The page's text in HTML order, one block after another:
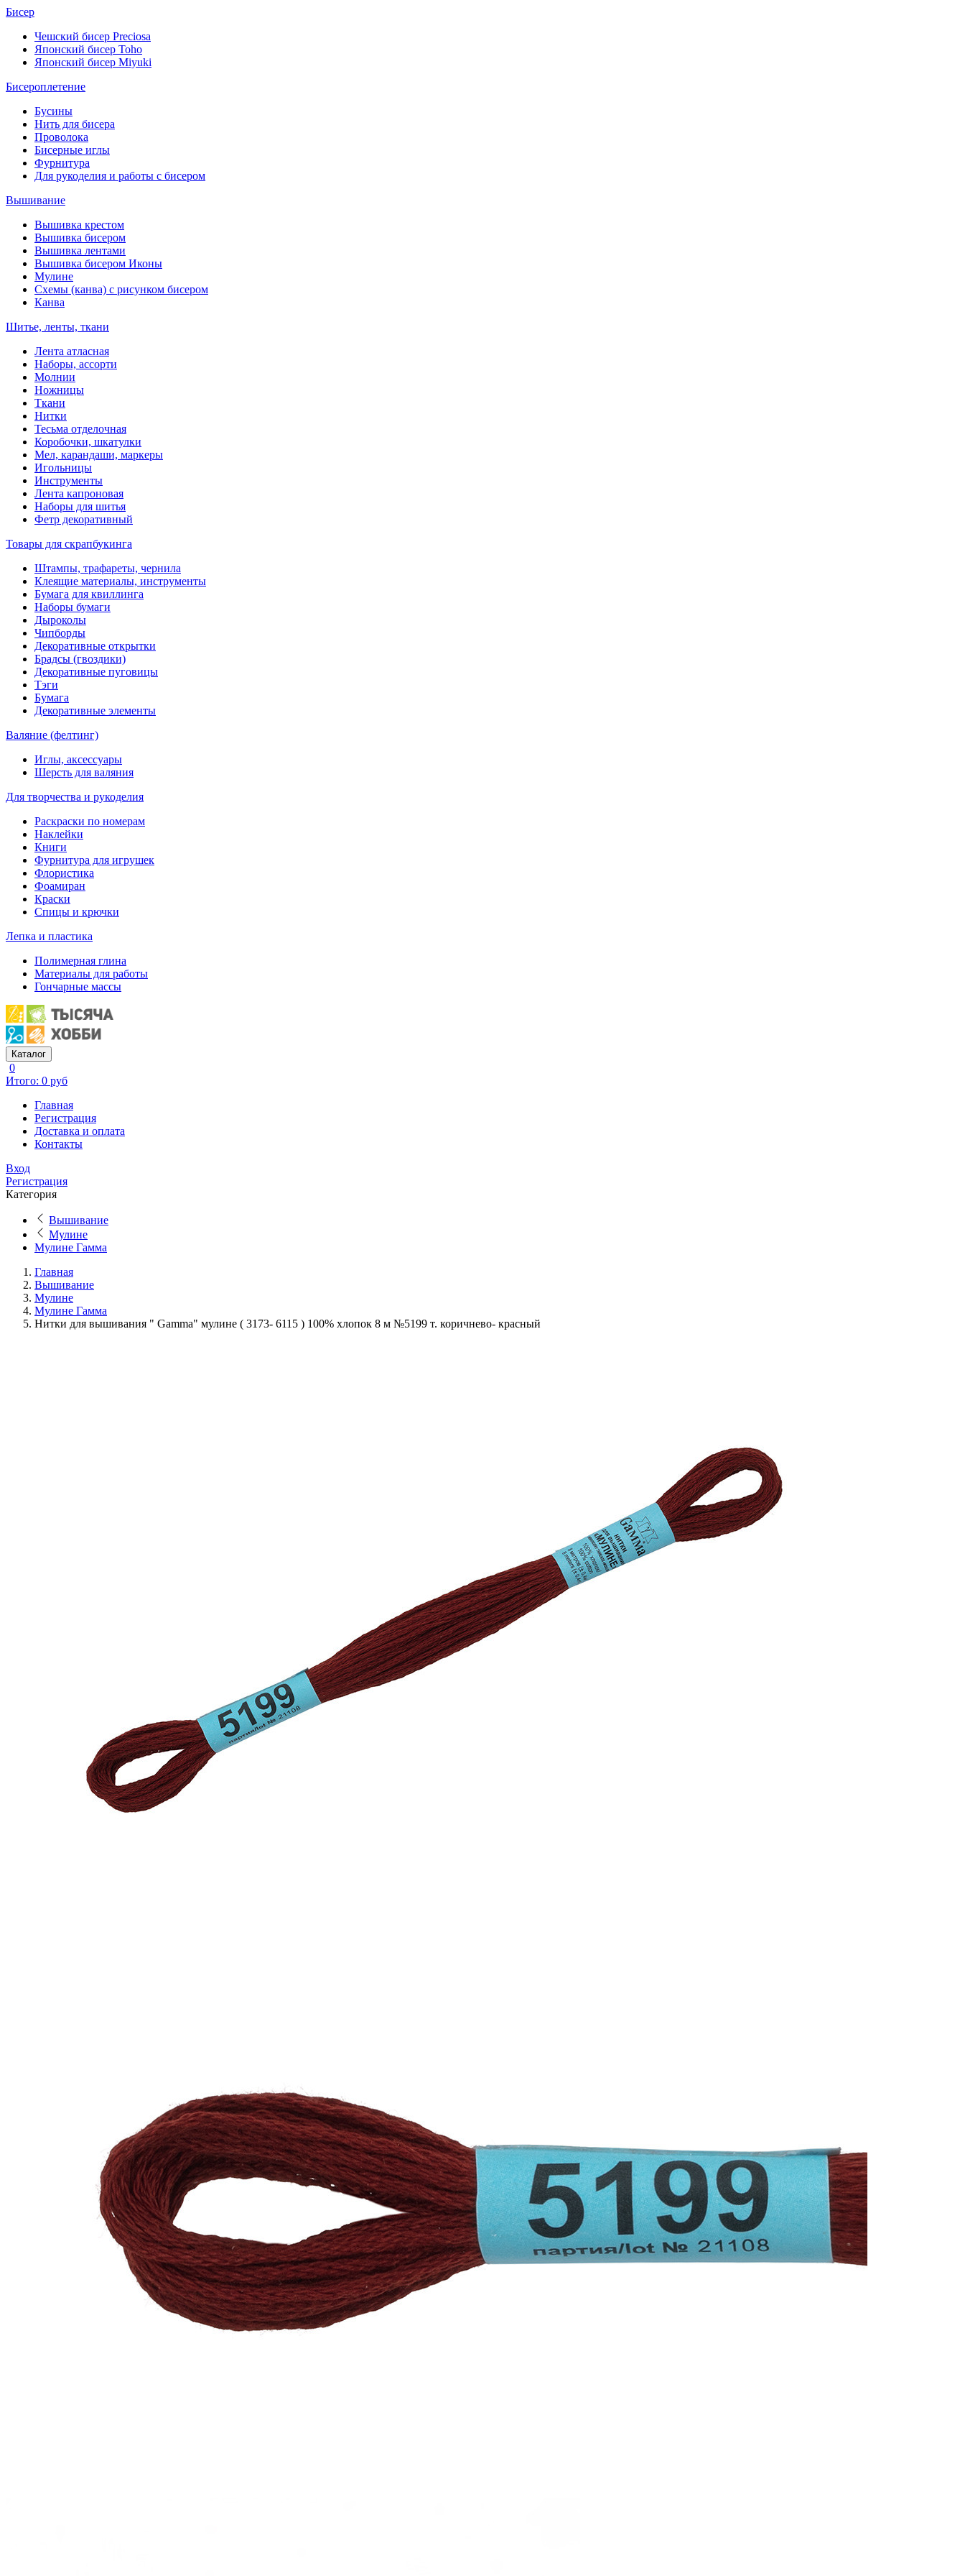
Бисер
Чешский бисер Preciosa
Японский бисер Toho
Японский бисер Miyuki
Бисероплетение
Бусины
Нить для бисера
Проволока
Бисерные иглы
Фурнитура
Для рукоделия и работы с бисером
Вышивание
Вышивка крестом
Вышивка бисером
Вышивка лентами
Вышивка бисером Иконы
Мулине
Схемы (канва) с рисунком бисером
Канва
Шитье, ленты, ткани
Лента атласная
Наборы, ассорти
Молнии
Ножницы
Ткани
Нитки
Тесьма отделочная
Коробочки, шкатулки
Мел, карандаши, маркеры
Игольницы
Инструменты
Лента капроновая
Наборы для шитья
Фетр декоративный
Товары для скрапбукинга
Штампы, трафареты, чернила
Клеящие материалы, инструменты
Бумага для квиллинга
Наборы бумаги
Дыроколы
Чипборды
Декоративные открытки
Брадсы (гвоздики)
Декоративные пуговицы
Тэги
Бумага
Декоративные элементы
Валяние (фелтинг)
Иглы, аксессуары
Шерсть для валяния
Для творчества и рукоделия
Раскраски по номерам
Наклейки
Книги
Фурнитура для игрушек
Флористика
Фоамиран
Краски
Спицы и крючки
Лепка и пластика
Полимерная глина
Материалы для работы
Гончарные массы
Каталог
0
Итого: 0 руб
Главная
Регистрация
Доставка и оплата
Контакты
Вход
Регистрация
Категория
Вышивание
Мулине
Мулине Гамма
Главная
Вышивание
Мулине
Мулине Гамма
Нитки для вышивания " Gamma" мулине ( 3173- 6115 ) 100% хлопок 8 м №5199 т. коричнево- красный